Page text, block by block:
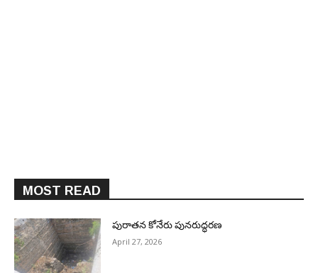
MOST READ
పురాత‌న కోనేరు పున‌రుద్ధ‌ర‌ణ
April 27, 2026